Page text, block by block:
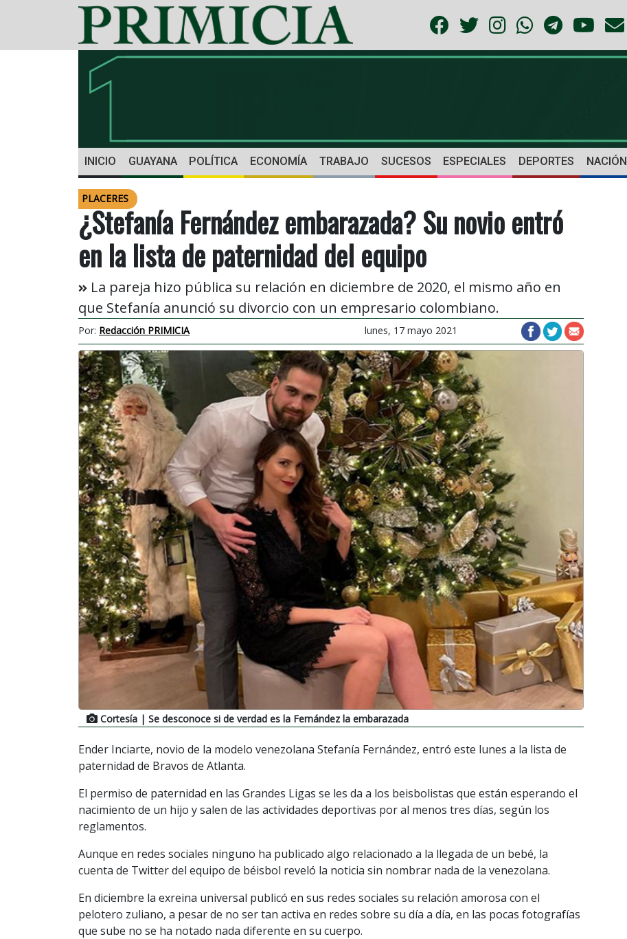
INICIO GUAYANA POLÍTICA ECONOMÍA TRABAJO SUCESOS ESPECIALES DEPORTES NACIÓN
PLACERES
¿Stefanía Fernández embarazada? Su novio entró
en la lista de paternidad del equipo
La pareja hizo pública su relación en diciembre de 2020, el mismo año en
que Stefanía anunció su divorcio con un empresario colombiano.
Por: Redacción PRIMICIA lunes, 17 mayo 2021
Cortesía | Se desconoce si de verdad es la Fernández la embarazada
Ender Inciarte, novio de la modelo venezolana Stefanía Fernández, entró este lunes a la lista de
paternidad de Bravos de Atlanta.
El permiso de paternidad en las Grandes Ligas se les da a los beisbolistas que están esperando el
nacimiento de un hijo y salen de las actividades deportivas por al menos tres días, según los
reglamentos.
Aunque en redes sociales ninguno ha publicado algo relacionado a la llegada de un bebé, la
cuenta de Twitter del equipo de béisbol reveló la noticia sin nombrar nada de la venezolana.
En diciembre la exreina universal publicó en sus redes sociales su relación amorosa con el
pelotero zuliano, a pesar de no ser tan activa en redes sobre su día a día, en las pocas fotografías
que sube no se ha notado nada diferente en su cuerpo.